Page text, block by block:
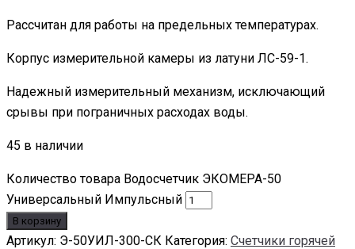
Рассчитан для работы на предельных температурах.
Корпус измерительной камеры из латуни ЛС-59-1.
Надежный измерительный механизм, исключающий
срывы при пограничных расходах воды.
45 в наличии
Количество товара Водосчетчик ЭКОМЕРА-50
Универсальный Импульсный
В корзину
Артикул: Э-50УИЛ-300-СК Категория: Счетчики горячей